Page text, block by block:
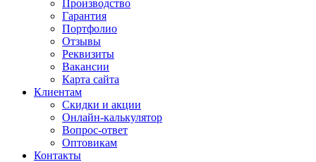
Производство
Гарантия
Портфолио
Отзывы
Реквизиты
Вакансии
Карта сайта
Клиентам
Скидки и акции
Онлайн-калькулятор
Вопрос-ответ
Оптовикам
Контакты